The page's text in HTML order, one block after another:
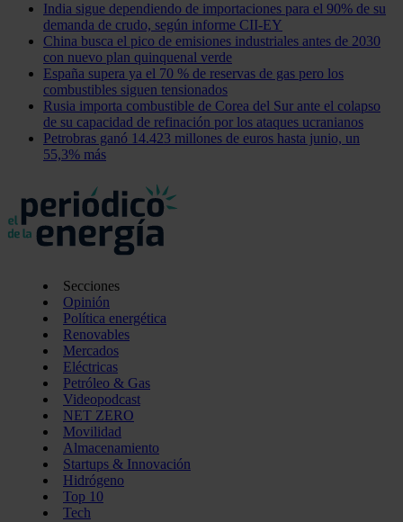
India sigue dependiendo de importaciones para el 90% de su
demanda de crudo, según informe CII-EY
China busca el pico de emisiones industriales antes de 2030
con nuevo plan quinquenal verde
España supera ya el 70 % de reservas de gas pero los
combustibles siguen tensionados
Rusia importa combustible de Corea del Sur ante el colapso
de su capacidad de refinación por los ataques ucranianos
Petrobras ganó 14.423 millones de euros hasta junio, un
55,3% más
Secciones
Opinión
Política energética
Renovables
Mercados
Eléctricas
Petróleo & Gas
Videopodcast
NET ZERO
Movilidad
Almacenamiento
Startups & Innovación
Hidrógeno
Top 10
Tech